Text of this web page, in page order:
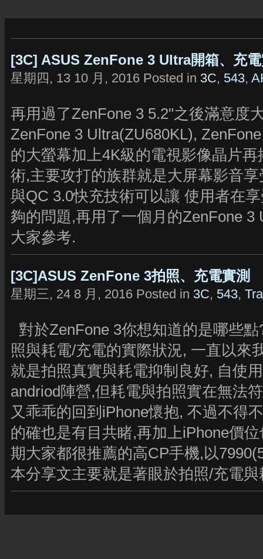
[3C] ASUS ZenFone 3 Ultra開箱、充
星期四, 13 10 月, 2016 Posted in 3C, 543,
再用過了ZenFone 3 5.2"之後滿意度
ZenFone 3 Ultra(ZU680KL),
的大螢幕加上4K級的電視影像晶片
術,主要攻打的族群就是大屏幕影音
與QC 3.0快充技術可以讓 使用者在
夠的問題,再用了一個月的ZenFone
大家參考.
[3C]ASUS ZenFone 3拍照、充電實測
星期三, 24 8 月, 2016 Posted in 3C, 543,
對於ZenFone 3你想知道的是哪些
照與耗電/充電的實際狀況, 一直以來
就是拍照真實與耗電抑制良好, 自使
andriod陣營,但耗電與拍照實在無法
又乖乖的回到iPhone懷抱, 不過不得
的確也是有目共睹,再加上iPhone價
期大家都很推薦的高CP手機,以
本分享文主要就是著眼於拍照/充電